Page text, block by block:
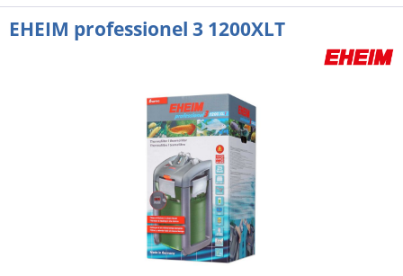
EHEIM professionel 3 1200XLT